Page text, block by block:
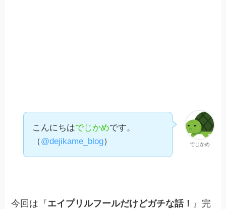
でじかめ
こんにちはでじかめです。
（@dejikame_blog）
今回は『エイプリルフールだけどガチな話！ 』完